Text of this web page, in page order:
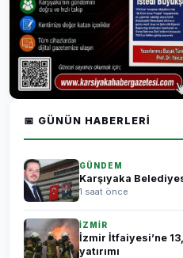
📅 GÜNÜN HABERLERI
GÜNDEM
Karşıyaka
1 saat önce
İZMİR
İzmir İtfaiyesi’ne
yatırımı